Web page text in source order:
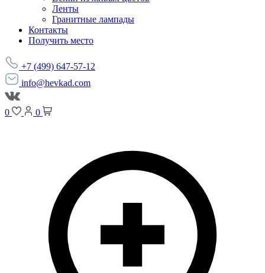
Ленты
Гранитные лампады
Контакты
Получить место
+7 (499) 647-57-12
info@hevkad.com
0 0